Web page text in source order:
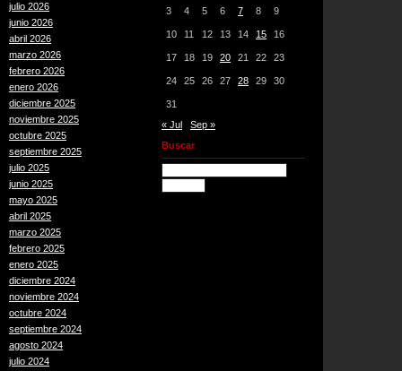
julio 2026
junio 2026
abril 2026
marzo 2026
febrero 2026
enero 2026
diciembre 2025
noviembre 2025
octubre 2025
septiembre 2025
julio 2025
junio 2025
mayo 2025
abril 2025
marzo 2025
febrero 2025
enero 2025
diciembre 2024
noviembre 2024
octubre 2024
septiembre 2024
agosto 2024
julio 2024
3 4 5 6 7 8 9
10 11 12 13 14 15 16
17 18 19 20 21 22 23
24 25 26 27 28 29 30
31
« Jul
Sep »
Buscar